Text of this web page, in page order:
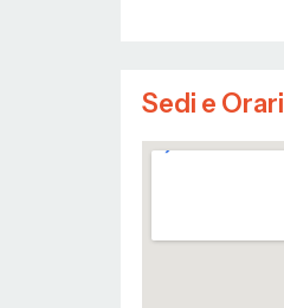
Sedi e Orari